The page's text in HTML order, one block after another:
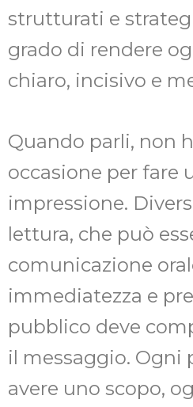
strutturati e
grado di rendere
chiaro, incisivo e
Quando parli, non
occasione per fare
impressione.
lettura, che può
comunicazione
immediatezza e
pubblico deve
il messaggio. Ogni
avere uno scopo,